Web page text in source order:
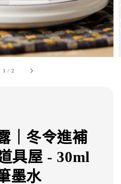
1 / 2
｜冬令進補
具屋 - 30ml
墨水